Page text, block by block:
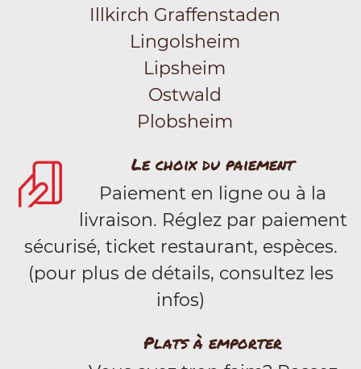
Illkirch Graffenstaden
Lingolsheim
Lipsheim
Ostwald
Plobsheim
Le choix du paiement
Paiement en ligne ou à la
livraison. Réglez par paiement
sécurisé, ticket restaurant, espèces.
(pour plus de détails, consultez les
infos)
Plats à emporter